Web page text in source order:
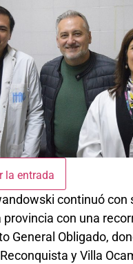
la entrada
continuó con
con una
General Obligado,
y Villa